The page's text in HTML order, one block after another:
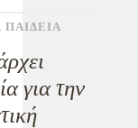
ΠΑΙΔΕΙΑ
για την